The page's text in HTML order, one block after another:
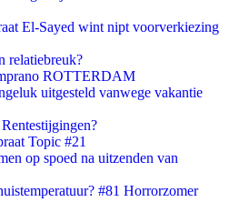
El-Sayed wint nipt voorverkiezing
relatiebreuk?
ROTTERDAM
uitgesteld vanwege vakantie
Topic #21
op spoed na uitzenden van
#81 Horrorzomer